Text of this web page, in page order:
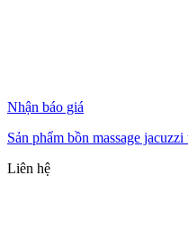
Nhận báo giá
Sản phẩm bồn massage
Liên hệ